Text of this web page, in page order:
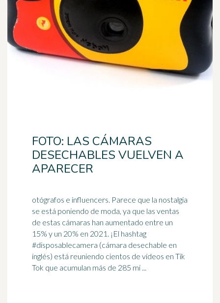
FOTO: LAS CÁMARAS
DESECHABLES VUELVEN A
APARECER
otógrafos e influencers. Parece que la nostalgia
se está poniendo de moda, ya que las ventas
de estas cámaras han aumentado entre un
15% y un 20% en 2021. ¡El hashtag
#disposablecamera (cámara desechable en
inglés) está reuniendo cientos de vídeos en Tik
Tok que acumulan más de 285 mi ...